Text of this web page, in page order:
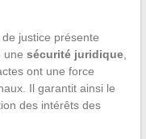
justice présente
une sécurité juridique,
ont une force
Il garantit ainsi le
des intérêts des